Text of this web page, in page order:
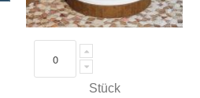
Stück